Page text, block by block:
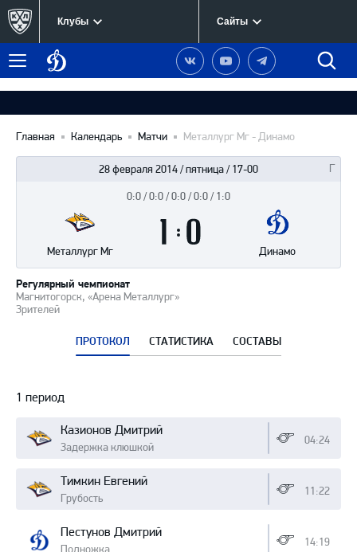
Клубы Сайты
Меню
Динамо
Москва
Наша
группа
Вконтакте
Наш
канал
YouTube
Наш
канал
Telegram
Главная Календарь Матчи Металлург Мг - Динамо
28 февраля 2014 / пятница / 17-00
Магнитогорск, «Арена Металлург»
Зрителей
Регулярный чемпионат
матча
0:0 / 0:0 / 0:0 / 0:0 / 1:0
Металлург Мг Динамо
ПРОТОКОЛ СТАТИСТИКА СОСТАВЫ
Протокол
1 период
Казионов Дмитрий
Задержка клюшкой
04:24
Тимкин Евгений
Грубость
11:22
Пестунов Дмитрий
Подножка
14:19